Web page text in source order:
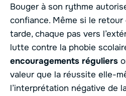
Bouger à son rythme
confiance. Même si le
tarde, chaque pas vers
lutte contre la phobie
encouragements réguliers
valeur que la réussite elle-
l’interprétation négative de